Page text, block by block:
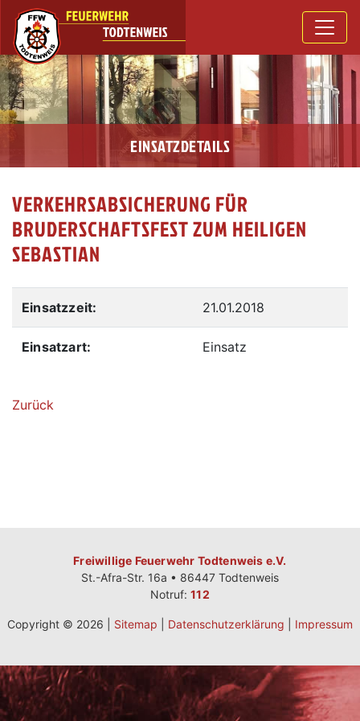
EINSATZDETAILS
VERKEHRSABSICHERUNG FÜR
BRUDERSCHAFTSFEST ZUM HEILIGEN
SEBASTIAN
Einsatzzeit: 21.01.2018
Einsatzart: Einsatz
Zurück
Freiwillige Feuerwehr Todtenweis e.V.
St.-Afra-Str. 16a • 86447 Todtenweis
Notruf:112
Copyright © 2026 | Sitemap Datenschutzerklärung Impressum